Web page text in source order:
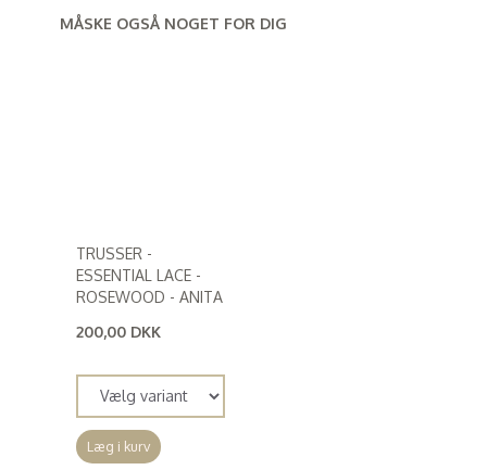
MÅSKE OGSÅ NOGET FOR DIG
TRUSSER -
ESSENTIAL LACE -
ROSEWOOD - ANITA
200,00 DKK
Læg i kurv